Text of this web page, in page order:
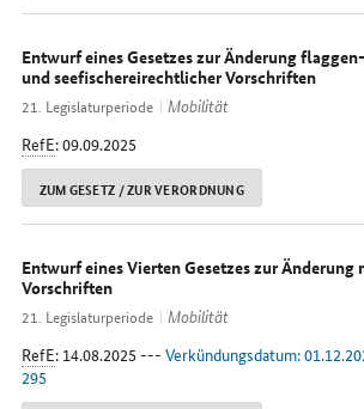
Entwurf eines Gesetzes zur Änderung
und seefischereirechtlicher Vorschriften
21. Legislaturperiode
Mobilität
RefE: 09.09.2025
ZUM GESETZ / ZUR VERORDNUNG
Entwurf eines Vierten Gesetzes zur
Vorschriften
21. Legislaturperiode
Mobilität
RefE: 14.08.2025 --- Verkündungsdatum:
295